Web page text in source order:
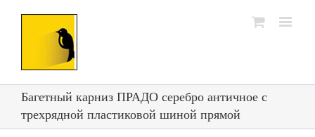
Багетный карниз ПРАДО серебро античное с
трехрядной пластиковой шиной прямой